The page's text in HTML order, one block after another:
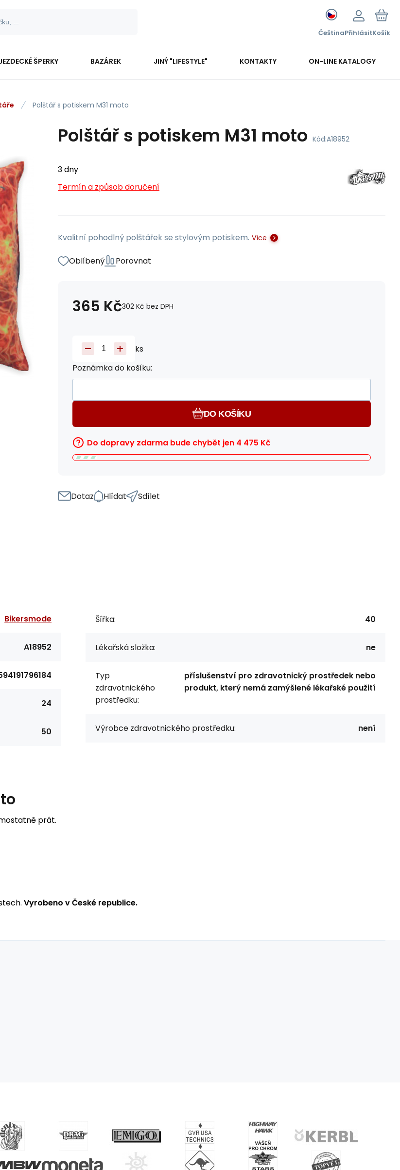
ČeštinaPřihlásitKošík
ŠPERKY BAZÁREK JINÝ "LIFESTYLE" KONTAKTY ON-LINE KATALOGY
Polštář s potiskem M31 moto
Polštář s potiskem M31 moto Kód:A18952
3 dny
Termín a způsob doručení
Kvalitní pohodlný polštářek se stylovým potiskem. Více
Oblíbený Porovnat
365 Kč302 Kč bez DPH
ks
Poznámka do košíku:
DO KOŠÍKU
Do dopravy zdarma bude chybět jen 4 475 Kč
Dotaz Hlídat Sdílet
Bikersmode
A18952
24
50
Šířka: 40
Lékařská složka: ne
Typ
zdravotnického
prostředku:
příslušenství pro zdravotnický prostředek nebo
produkt, který nemá zamýšlené lékařské použití
Výrobce zdravotnického prostředku: není
prát.
Vyrobeno v České republice.